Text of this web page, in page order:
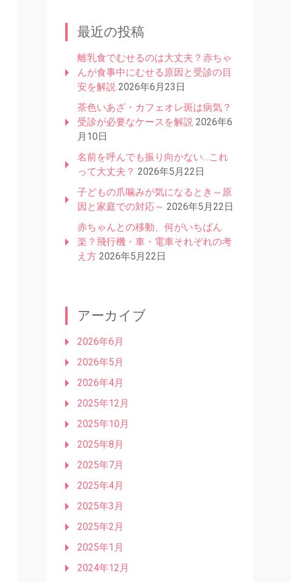
最近の投稿
離乳食でむせるのは大丈夫？赤ちゃ
んが食事中にむせる原因と受診の目
安を解説 2026年6月23日
茶色いあざ・カフェオレ斑は病気？
受診が必要なケースを解説 2026年6
月10日
名前を呼んでも振り向かない…これ
って大丈夫？ 2026年5月22日
子どもの爪噛みが気になるとき～原
因と家庭での対応～ 2026年5月22日
赤ちゃんとの移動、何がいちばん
楽？飛行機・車・電車それぞれの考
え方 2026年5月22日
アーカイブ
2026年6月
2026年5月
2026年4月
2025年12月
2025年10月
2025年8月
2025年7月
2025年4月
2025年3月
2025年2月
2025年1月
2024年12月